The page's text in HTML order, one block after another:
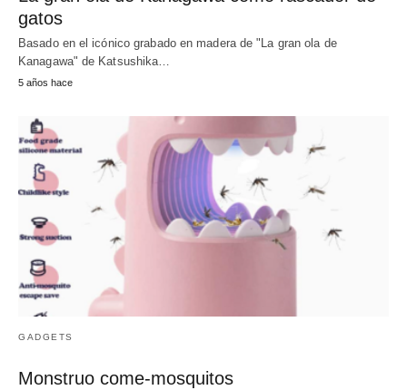
gatos
Basado en el icónico grabado en madera de "La gran ola de
Kanagawa" de Katsushika…
5 años hace
GADGETS
Monstruo come-mosquitos